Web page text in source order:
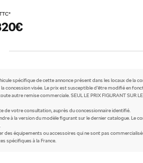
spécifique de cette annonce présent dans les locaux de la
concession visée. Le prix est susceptible d’être modifié en
autre remise commerciale. SEUL LE PRIX FIGURANT SUR
de votre consultation, auprès du concessionnaire identifié.
à la version du modèle figurant sur le dernier catalogue. Le
des équipements ou accessoires qui ne sont pas
spécifiques à la France.